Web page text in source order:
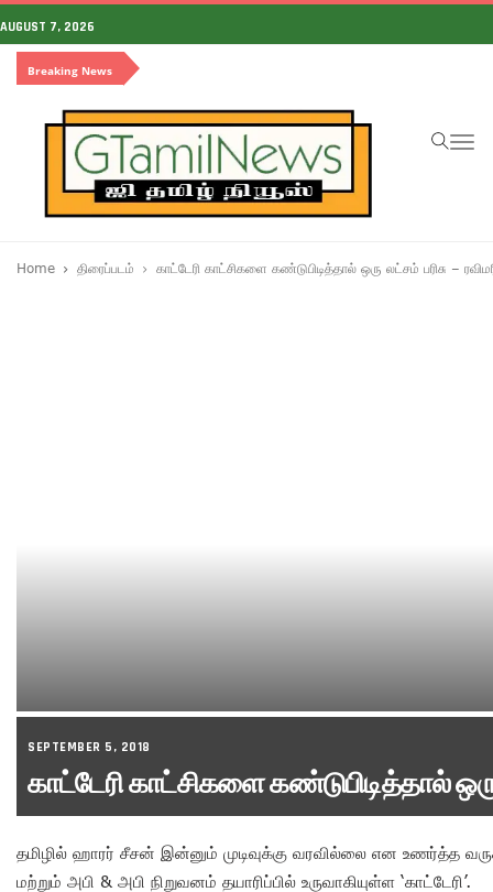
AUGUST 7, 2026
Breaking News
Home திரைப்படம் காட்டேரி காட்சிகளை கண்டுபிடித்தால் ஒரு லட்சம் பரிசு –
SEPTEMBER 5, 2018
காட்டேரி காட்சிகளை கண்டுபிடித்தால்
தமிழில் ஹாரர் சீசன் இன்னும் முடிவுக்கு வரவில்லை என உணர்த்த
மற்றும் அபி & அபி நிறுவனம் தயாரிப்பில் உருவாகியுள்ள ‘காட்டேரி’.